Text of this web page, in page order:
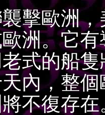
歐洲，
洲。它
式的船
內，整
不復存在